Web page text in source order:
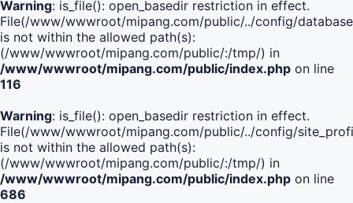
Warning: is_file(): open_basedir restriction in effect.
File(/www/wwwroot/mipang.com/public/../config/
is not within the allowed path(s):
(/www/wwwroot/mipang.com/public/:/tmp/) in
/www/wwwroot/mipang.com/public/index.php on line
116
Warning: is_file(): open_basedir restriction in effect.
File(/www/wwwroot/mipang.com/public/../config/
is not within the allowed path(s):
(/www/wwwroot/mipang.com/public/:/tmp/) in
/www/wwwroot/mipang.com/public/index.php on line
686